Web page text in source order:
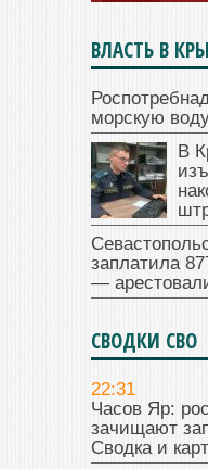
ВЛАСТЬ В
морскую
В
заплатила
—
СВОДКИ СВО
22:31
Часов Яр:
зачищают
Сводка и